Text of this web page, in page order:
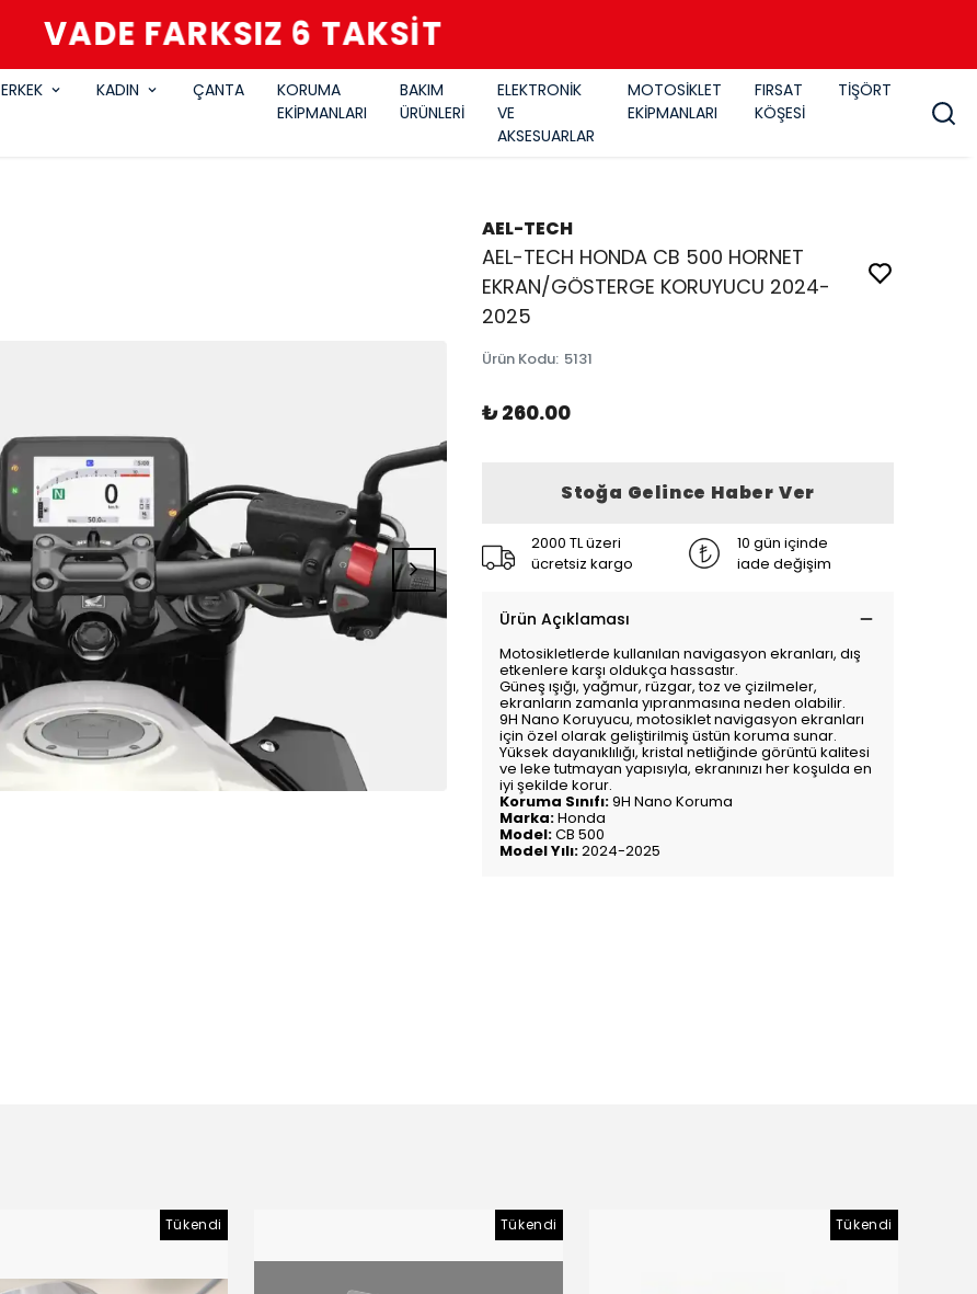
VADE FARKSIZ 6 TAKSİT
ERKEK KADIN ÇANTA
KORUMA
EKİPMANLARI
BAKIM
ÜRÜNLERİ
ELEKTRONİK
VE
AKSESUARLAR
MOTOSİKLET
EKİPMANLARI
FIRSAT
KÖŞESİ
TİŞÖRT
AEL-TECH
AEL-TECH HONDA CB 500 HORNET
EKRAN/GÖSTERGE KORUYUCU 2024-
2025
Ürün Kodu: 5131
₺ 260.00
Stoğa Gelince Haber Ver
2000 TL üzeri
ücretsiz kargo
10 gün içinde
iade değişim
Ürün Açıklaması
Motosikletlerde kullanılan navigasyon ekranları, dış
etkenlere karşı oldukça hassastır.
Güneş ışığı, yağmur, rüzgar, toz ve çizilmeler,
ekranların zamanla yıpranmasına neden olabilir.
9H Nano Koruyucu, motosiklet navigasyon ekranları
için özel olarak geliştirilmiş üstün koruma sunar.
Yüksek dayanıklılığı, kristal netliğinde görüntü kalitesi
ve leke tutmayan yapısıyla, ekranınızı her koşulda en
iyi şekilde korur.
Koruma Sınıfı:9H Nano Koruma
Marka:Honda
Model:CB 500
Model Yılı:2024-2025
Tükendi Tükendi Tükendi